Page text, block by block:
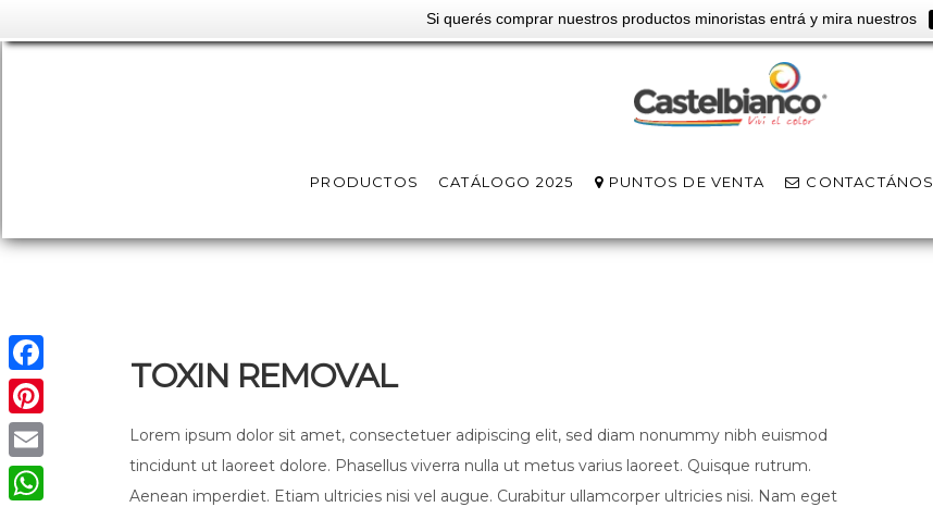
Si querés comprar nuestros productos minoristas entrá y mira nuestros
PRODUCTOS CATÁLOGO 2025 PUNTOS DE VENTA CONTACTÁNOS
TOXIN REMOVAL
Lorem ipsum dolor sit amet, consectetuer adipiscing elit, sed diam nonummy nibh euismod
tincidunt ut laoreet dolore. Phasellus viverra nulla ut metus varius laoreet. Quisque rutrum.
Aenean imperdiet. Etiam ultricies nisi vel augue. Curabitur ullamcorper ultricies nisi. Nam eget
Facebook
Pinterest
Email